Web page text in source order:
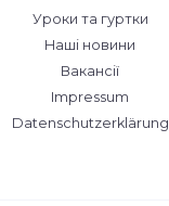
Уроки та гуртки
Наші новини
Вакансії
Impressum
Datenschutzerklärung